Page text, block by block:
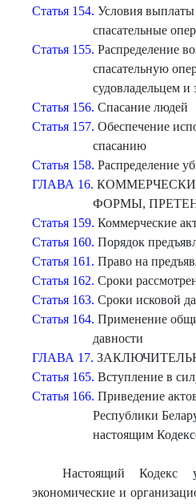
Статья 154. Условия выплаты
спасательные
Статья 155. Распределение
спасательную
судовладельцем и
Статья 156. Спасание людей
Статья 157. Обеспечение
спасанию
Статья 158. Распределение
ГЛАВА 16.
ФОРМЫ,
Статья 159. Коммерческие
Статья 160. Порядок
Статья 161. Право на
Статья 162. Сроки
Статья 163. Сроки исковой
Статья 164. Применение
давности
ГЛАВА 17.
Статья 165. Вступление в
Статья 166. Приведение
Республики
настоящим
Настоящий Кодекс
экономические и